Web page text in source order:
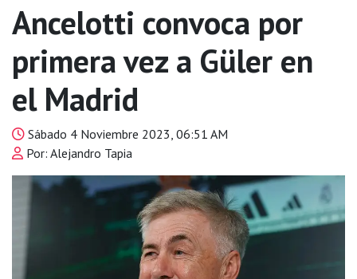
Ancelotti convoca por
primera vez a Güler en
el Madrid
Sábado 4 Noviembre 2023, 06:51 AM
Por: Alejandro Tapia